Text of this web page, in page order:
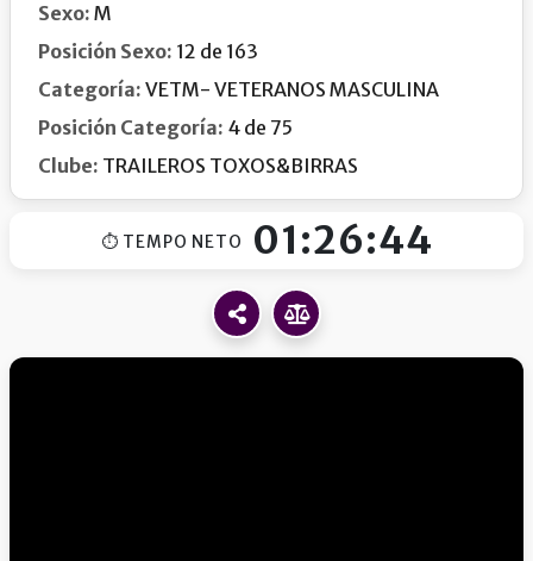
Sexo: M
Posición Sexo: 12 de 163
Categoría: VETM- VETERANOS MASCULINA
Posición Categoría: 4 de 75
Clube: TRAILEROS TOXOS&BIRRAS
⏱ TEMPO NETO 01:26:44